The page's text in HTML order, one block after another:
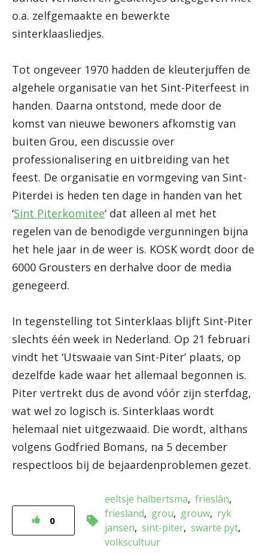
o.a. zelfgemaakte en bewerkte
sinterklaasliedjes.
Tot ongeveer 1970 hadden de kleuterjuffen de
algehele organisatie van het Sint-Piterfeest in
handen. Daarna ontstond, mede door de
komst van nieuwe bewoners afkomstig van
buiten Grou, een discussie over
professionalisering en uitbreiding van het
feest. De organisatie en vormgeving van Sint-
Piterdei is heden ten dage in handen van het
‘Sint Piterkomitee‘ dat alleen al met het
regelen van de benodigde vergunningen bijna
het hele jaar in de weer is. KOSK wordt door de
6000 Grousters en derhalve door de media
genegeerd.
In tegenstelling tot Sinterklaas blijft Sint-Piter
slechts één week in Nederland. Op 21 februari
vindt het ‘Utswaaie van Sint-Piter’ plaats, op
dezelfde kade waar het allemaal begonnen is.
Piter vertrekt dus de avond vóór zijn sterfdag,
wat wel zo logisch is. Sinterklaas wordt
helemaal niet uitgezwaaid. Die wordt, althans
volgens Godfried Bomans, na 5 december
respectloos bij de bejaardenproblemen gezet.
0
eeltsje halbertsma frieslân
friesland
grou grouw ryk
jansen sint-piter swarte pyt
volkscultuur